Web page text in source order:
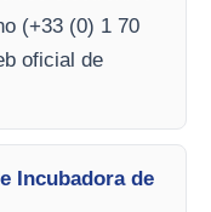
(+33 (0) 1 70
oficial de
Incubadora de